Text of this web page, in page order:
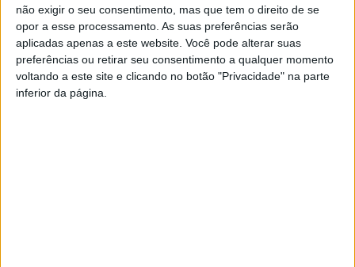
não exigir o seu consentimento, mas que tem o direito de se
opor a esse processamento. As suas preferências serão
aplicadas apenas a este website. Você pode alterar suas
preferências ou retirar seu consentimento a qualquer momento
voltando a este site e clicando no botão "Privacidade" na parte
inferior da página.
Viseu: Distrito mais um ano sem praias
fluviais com Bandeira Azul
Estação Diária - 12 de Junho, 2025